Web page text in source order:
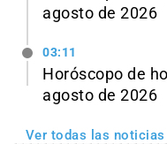
agosto de 2026
03:11
Horóscopo de
agosto de 2026
Ver todas las noticias